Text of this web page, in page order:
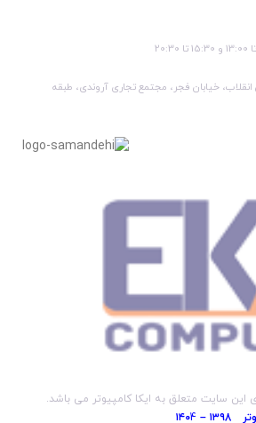
خیابان فجر، مجتمع تجاری آروندی، طبقه
سایت متعلق به ایکا کامپیوتر می باشد.
۱۴۰
4